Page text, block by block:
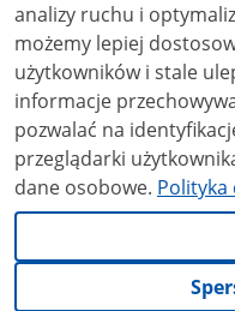
analizy ruchu i optymalizacji
możemy lepiej
użytkowników i stale ulepszać
informacje
pozwalać na
przeglądarki
dane osobowe. Polityka